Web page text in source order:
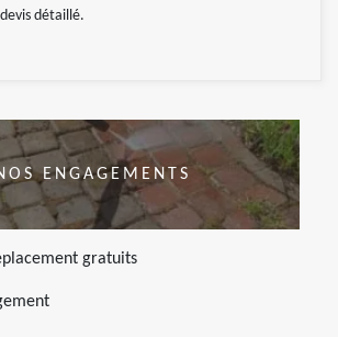
détaillé.
ENGAGEMENTS
gratuits